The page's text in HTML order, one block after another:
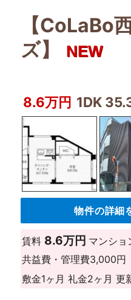
【CoLaBo
ズ】
NEW
8.6万円 1DK
物件の詳細
賃料 8.6万円 マンショ
共益費・管理費3,000円
敷金1ヶ月 礼金2ヶ月 更